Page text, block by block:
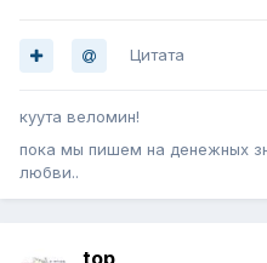
Цитата
куута веломин!
пока мы пишем на денежных
любви..